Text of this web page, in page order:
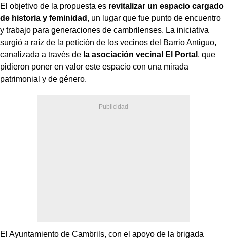
El objetivo de la propuesta es revitalizar un espacio cargado
de historia y feminidad , un lugar que fue punto de encuentro
y trabajo para generaciones de cambrilenses. La iniciativa
surgió a raíz de la petición de los vecinos del Barrio Antiguo,
canalizada a través de la asociación vecinal El Portal , que
pidieron poner en valor este espacio con una mirada
patrimonial y de género.
El Ayuntamiento de Cambrils, con el apoyo de la brigada